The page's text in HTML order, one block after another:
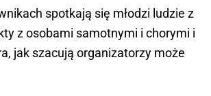
spotkają się młodzi ludzie z
z osobami samotnymi i chorymi i
jak szacują organizatorzy może